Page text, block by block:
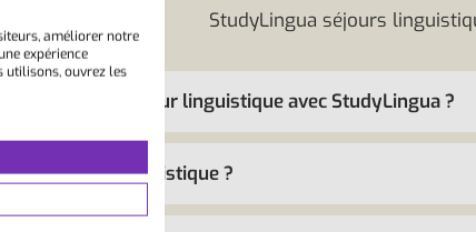
StudyLingua séjours
je réserver un séjour linguistique avec StudyLingua ?
un séjour linguistique ?
améliorer notre
expérience
utilisons, ouvrez les